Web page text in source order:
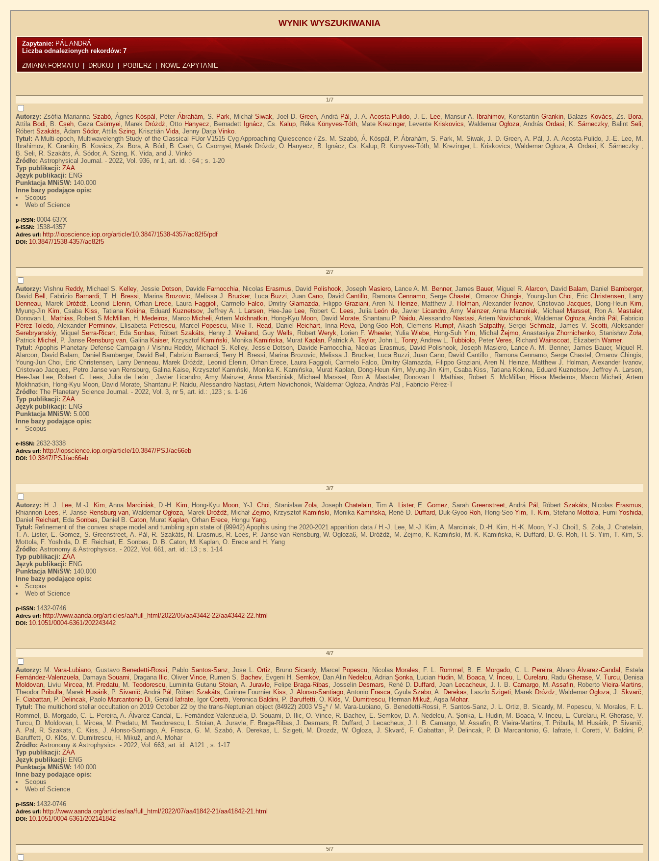
WYNIK WYSZUKIWANIA
Zapytanie: PÁL ANDRÁ
Liczba odnalezionych rekordów:7
ZMIANA FORMATU
DRUKUJ POBIERZ NOWE ZAPYTANIE
1/7
Autorzy:Zsófia Marianna Szabó, Ágnes Kóspál , Péter Ábrahám, S. Park, MichałSiwak, Joel D.Green, Andrá Pál , J. A. Acosta-Pulido, J.-E. Lee, Mansur A. Ibrahimov, KonstantinGrankin, Balazs Kovács, Zs. Bora,
Attila Bodi, B.Cseh, GezaCsörnyei, Marek Dróżdż, Otto Hanyecz, Bernadett Ignácz, Cs. Kalup, Réka Könyves-Tóth, Mate Krezinger, Levente Kriskovics, Waldemar Ogłoza, András Ordasi, K. Sárneczky, Balint Seli,
RóbertSzakáts, ÀdamSódor, AttilaSzing, KrisztiánVida, Jenny DarjaVinko.
Tytuł: A Multi-epoch, Multiwavelength Study of the Classical FUor V1515 Cyg Approaching Quiescence / Zs. M. Szabó, Á. Kóspál, P. Ábrahám, S. Park, M. Siwak, J. D. Green, A. Pál, J. A. Acosta-Pulido, J.-E. Lee, M.
Ibrahimov, K. Grankin, B. Kovács, Zs. Bora, A. Bódi, B. Cseh, G. Csörnyei, Marek Dróżdż, O. Hanyecz, B. Ignácz, Cs. Kalup, R. Könyves-Tóth, M. Krezinger, L. Kriskovics, Waldemar Ogłoza, A. Ordasi, K. Sárneczky ,
B. Seli, R. Szakáts, Á. Sódor, A. Szing, K. Vida, and J. Vinkó
Źródło:Astrophysical Journal. - 2022, Vol. 936, nr 1, art. id. : 64 ; s. 1-20
Typ publikacji:ZAA
Język publikacji: ENG
Punktacja MNiSW: 140.000
Inne bazy podające opis:
Scopus
Web of Science
p-ISSN:0004-637X
e-ISSN: 1538-4357
Adres url: http://iopscience.iop.org/article/10.3847/1538-4357/ac82f5/pdf
DOI: 10.3847/1538-4357/ac82f5
2/7
Autorzy: Vishnu Reddy, Michael S. Kelley, Jessie Dotson, Davide Farnocchia, Nicolas Erasmus, David Polishook, Joseph Masiero, Lance A. M. Benner, James Bauer, Miguel R. Alarcon, David Balam, Daniel Bamberger,
David Bell , Fabrizio Barnardi, T. H. Bressi, Marina Brozovic, Melissa J. Brucker, Luca Buzzi, JuanCano, DavidCantillo, RamonaCennamo, SergeChastel , OmarovChingis, Young-JunChoi, EricChristensen, Larry
Denneau, Marek Dróżdż, Leonid Elenin, Orhan Erece, Laura Faggioli, Carmelo Falco, DmitryGlamazda, Filippo Graziani, Aren N. Heinze, Matthew J. Holman, Alexander Ivanov, CristovaoJacques, Dong-Heun Kim,
Myung-Jin Kim, Csaba Kiss, Tatiana Kokina, Eduard Kuznetsov, Jeffrey A. L Larsen, Hee-Jae Lee, Robert C. Lees, Julia León de, Javier Licandro, Amy Mainzer, Anna Marciniak, Michael Marsset, Ron A. Mastaler,
Donovan L. Mathias, Robert S McMillan, H. Medeiros, Marco Micheli, Artem Mokhnatkin, Hong-Kyu Moon, David Morate, Shantanu P. Naidu, Alessandro Nastasi, Artem Novichonok, WaldemarOgłoza, Andrá Pál , Fabricio
Pérez-Toledo, Alexander Perminov, Elisabeta Petrescu, Marcel Popescu, Mike T. Read, Daniel Reichart, Inna Reva, Dong-Goo Roh, Clemens Rumpf, Akash Satpathy, SergeiSchmalz, James V. Scotti, Aleksander
Serebryanskiy, MiquelSerra-Ricart, EdaSonbas, RóbertSzakáts, Henry J.Weiland, Guy Wells, Robert Weryk, Lorien F. Wheeler, Yulia Wiebe, Hong-Suh Yim, Michał Żejmo, Anastasiya Zhornichenko, Stanisław Zoła,
Patrick Michel , P. Janse Rensburg van, Galina Kaiser, Krzysztof Kamiński, Monika Kamińska, Murat Kaplan, Patrick A.Taylor, John L.Tonry, Andrew L.Tubbiolo, PeterVeres, RichardWainscoat, ElizabethWarner.
Tytuł: Apophis Planetary Defense Campaign / Vishnu Reddy, Michael S. Kelley, Jessie Dotson, Davide Farnocchia, Nicolas Erasmus, David Polishook, Joseph Masiero, Lance A. M. Benner, James Bauer, Miguel R.
Alarcon, David Balam, Daniel Bamberger, David Bell, Fabrizio Barnardi, Terry H. Bressi, Marina Brozovic, Melissa J. Brucker, Luca Buzzi, Juan Cano, David Cantillo , Ramona Cennamo, Serge Chastel, Omarov Chingis,
Young-Jun Choi, Eric Christensen, Larry Denneau, Marek Dróżdż, Leonid Elenin, Orhan Erece, Laura Faggioli, Carmelo Falco, Dmitry Glamazda, Filippo Graziani, Aren N. Heinze, Matthew J. Holman, Alexander Ivanov,
Cristovao Jacques, Petro Janse van Rensburg, Galina Kaise, Krzysztof Kamiński, Monika K. Kamińska, Murat Kaplan, Dong-Heun Kim, Myung-Jin Kim, Csaba Kiss, Tatiana Kokina, Eduard Kuznetsov, Jeffrey A. Larsen,
Hee-Jae Lee, Robert C. Lees, Julia de León , Javier Licandro, Amy Mainzer, Anna Marciniak, Michael Marsset, Ron A. Mastaler, Donovan L. Mathias, Robert S. McMillan, Hissa Medeiros, Marco Micheli, Artem
Mokhnatkin, Hong-Kyu Moon, David Morate, Shantanu P. Naidu, Alessandro Nastasi, Artem Novichonok, Waldemar Ogłoza, András Pál , Fabricio Pérez-T
Źródło:The Planetary Science Journal. - 2022, Vol. 3, nr 5, art. id.: ,123 ; s. 1-16
Typ publikacji:ZAA
Język publikacji: ENG
Punktacja MNiSW:5.000
Inne bazy podające opis:
Scopus
e-ISSN: 2632-3338
Adres url: http://iopscience.iop.org/article/10.3847/PSJ/ac66eb
DOI: 10.3847/PSJ/ac66eb
3/7
Autorzy: H. J. Lee, M.-J. Kim, Anna Marciniak, D.-H. Kim, Hong-Kyu Moon, Y-J.Choi, StanisławZoła, JosephChatelain, Tim A. Lister, E. Gomez, Sarah Greenstreet, Andrá Pál , Róbert Szakáts, Nicolas Erasmus,
Rhiannon Lees, P. Janse Rensburg van, WaldemarOgłoza, Marek Dróżdż, Michał Żejmo, Krzysztof Kamiński, Monika Kamińska, René D. Duffard, Duk-Gyoo Roh, Hong-SeoYim, T. Kim, Stefano Mottola, Fumi Yoshida,
Daniel Reichart, EdaSonbas, Daniel B.Caton, Murat Kaplan, Orhan Erece, HonguYang.
Tytuł: Refinement of the convex shape model and tumbling spin state of (99942) Apophis using the 2020-2021 apparition data / H.-J. Lee, M.-J. Kim, A. Marciniak, D.-H. Kim, H.-K. Moon, Y.-J. Choi1, S. Zoła, J. Chatelain,
T. A. Lister, E. Gomez, S. Greenstreet, A. Pál, R. Szakáts, N. Erasmus, R. Lees, P. Janse van Rensburg, W. Ogłoza6, M. Dróżdż, M. Żejmo, K. Kamiński, M. K. Kamińska, R. Duffard, D.-G. Roh, H.-S. Yim, T. Kim, S.
Mottola, F. Yoshida, D. E. Reichart, E. Sonbas, D. B. Caton, M. Kaplan, O. Erece and H. Yang
Źródło:Astronomy & Astrophysics. - 2022, Vol. 661, art. id.: L3 ; s. 1-14
Typ publikacji:ZAA
Język publikacji: ENG
Punktacja MNiSW: 140.000
Inne bazy podające opis:
Scopus
Web of Science
p-ISSN: 1432-0746
Adres url: http://www.aanda.org/articles/aa/full_html/2022/05/aa43442-22/aa43442-22.html
DOI: 10.1051/0004-6361/202243442
4/7
Autorzy: M.Vara-Lubiano, Gustavo Benedetti-Rossi, Pablo Santos-Sanz, Jose L.Ortiz, BrunoSicardy, Marcel Popescu, Nicolas Morales, F. L. Rommel , B. E. Morgado, C. L. Pereira, AlvaroÁlvarez-Candal , Estela
Fernández-Valenzuela, DamayaSouami, Dragana Ilic, OliverVince, Rumen S. Bachev, Evgeni H. Semkov, Dan Alin Nedelcu, Adrian Şonka, Lucian Hudin, M. Boaca, V. Inceu, L. Curelaru, Radu Gherase, V. Turcu, Denisa
Moldovan, Liviu Mircea, M. Predatu, M. Teodorescu, Luminita Gutanu Stoian, A.Juravle, Felipe Braga-Ribas, Josselin Desmars, René D. Duffard, Jean Lecacheux, J. I. B. Camargo, M.Assafin, Roberto Vieira-Martins,
Theodor Pribulla, Marek Husárik, P. Sivanič, Andrá Pál , Róbert Szakáts, Corinne Fournier Kiss, J.Alonso-Santiago, Antonio Frasca, GyulaSzabo, A. Derekas, LaszloSzigeti, Marek Dróżdż, WaldemarOgłoza, J. Skvarč,
F.Ciabattari, P. Delincak, Paolo Marcantonio Di, Gerald Iafrate, IgorCoretti, Veronica Baldini, P. Baruffetti, O. Klös, V. Dumitrescu, Herman Mikuž, Aqsa Mohar.
Tytuł: The multichord stellar occultation on 2019 October 22 by the trans-Neptunian object (84922) 2003 VS2* / M. Vara-Lubiano, G. Benedetti-Rossi, P. Santos-Sanz, J. L. Ortiz, B. Sicardy, M. Popescu, N. Morales, F. L.
Rommel, B. Morgado, C. L. Pereira, A. Álvarez-Candal, E. Fernández-Valenzuela, D. Souami, D. Ilic, O. Vince, R. Bachev, E. Semkov, D. A. Nedelcu, A. Şonka, L. Hudin, M. Boaca, V. Inceu, L. Curelaru, R. Gherase, V.
Turcu, D. Moldovan, L. Mircea, M. Predatu, M. Teodorescu, L. Stoian, A. Juravle, F. Braga-Ribas, J. Desmars, R. Duffard, J. Lecacheux, J. I. B. Camargo, M. Assafin, R. Vieira-Martins, T. Pribulla, M. Husárik, P. Sivanič,
A. Pal, R. Szakats, C. Kiss, J. Alonso-Santiago, A. Frasca, G. M. Szabó, A. Derekas, L. Szigeti, M. Drozdz, W. Ogloza, J. Skvarč, F. Ciabattari, P. Delincak, P. Di Marcantonio, G. Iafrate, I. Coretti, V. Baldini, P.
Baruffetti, O. Klös, V. Dumitrescu, H. Mikuž, and A. Mohar
Źródło:Astronomy & Astrophysics. - 2022, Vol. 663, art. id.: A121 ; s. 1-17
Typ publikacji:ZAA
Język publikacji: ENG
Punktacja MNiSW: 140.000
Inne bazy podające opis:
Scopus
Web of Science
p-ISSN: 1432-0746
Adres url: http://www.aanda.org/articles/aa/full_html/2022/07/aa41842-21/aa41842-21.html
DOI: 10.1051/0004-6361/202141842
5/7